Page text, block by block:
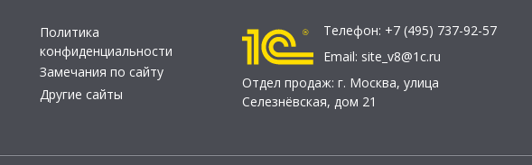
Политика
конфиденциальности
Замечания по сайту
Другие сайты
Телефон: +7 (495) 737-92-57
Email: site_v8@1c.ru
Отдел продаж: г. Москва, улица
Селезнёвская, дом 21